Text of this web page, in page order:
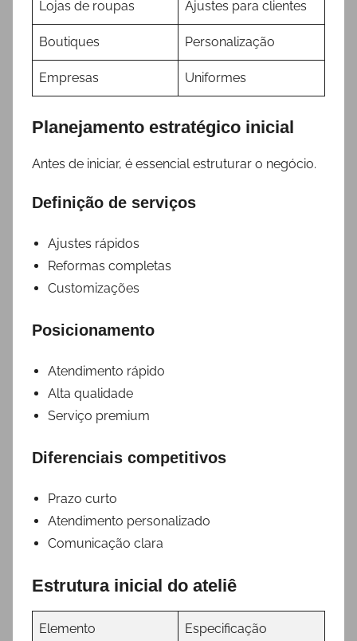
Lojas de roupas Ajustes para clientes
Boutiques Personalização
Empresas Uniformes
Planejamento estratégico inicial
Antes de iniciar, é essencial estruturar o negócio.
Definição de serviços
Ajustes rápidos
Reformas completas
Customizações
Posicionamento
Atendimento rápido
Alta qualidade
Serviço premium
Diferenciais competitivos
Prazo curto
Atendimento personalizado
Comunicação clara
Estrutura inicial do ateliê
Elemento Especificação